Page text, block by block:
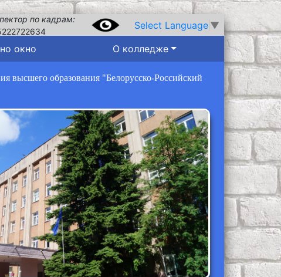
по кадрам:
Select Language ▼
окно О колледже
высшего образования "Белорусско-Российский